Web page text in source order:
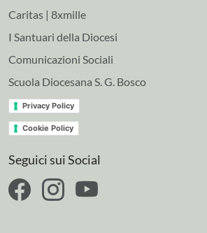
Caritas | 8xmille
I Santuari della Diocesi
Comunicazioni Sociali
Scuola Diocesana S. G. Bosco
Privacy Policy
Cookie Policy
Seguici sui Social